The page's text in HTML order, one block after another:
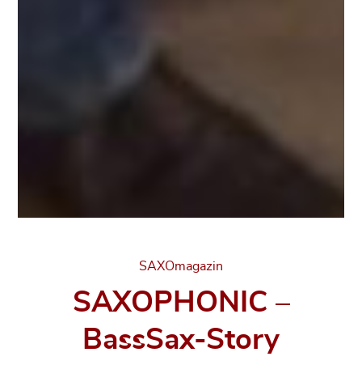
Categories
SAXOmagazin
SAXOPHONIC –
BassSax-Story